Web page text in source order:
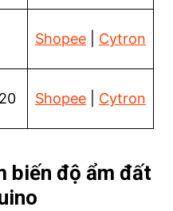
Shopee| Cytron
Shopee| Cytron
biến độ ẩm đất